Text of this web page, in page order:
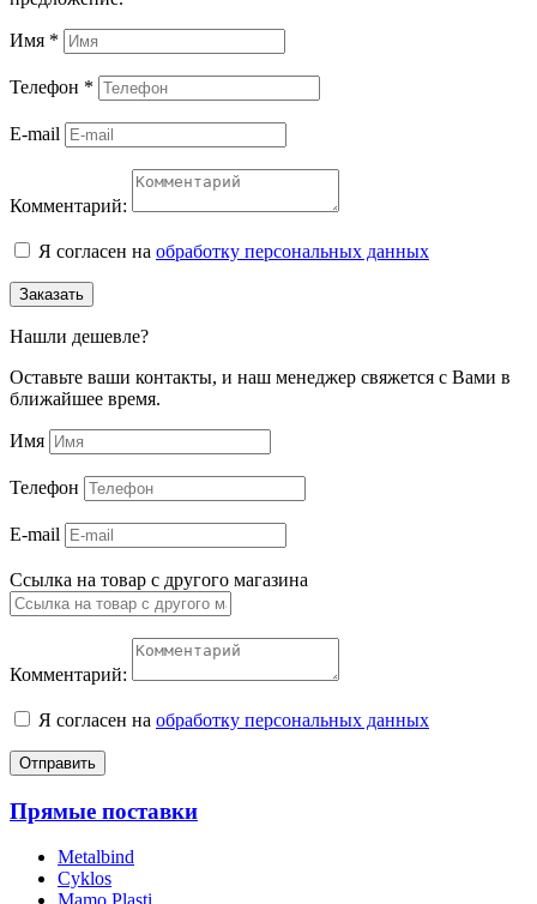
Имя *
Телефон *
E-mail
Комментарий:
Я согласен на обработку персональных данных
Заказать
Нашли дешевле?
Оставьте ваши контакты, и наш менеджер свяжется с Вами в
ближайшее время.
Имя
Телефон
E-mail
Ссылка на товар с другого магазина
Комментарий:
Я согласен на обработку персональных данных
Отправить
Прямые поставки
Metalbind
Cyklos